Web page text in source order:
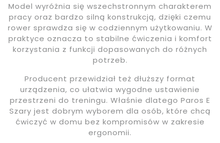
Model wyróżnia się wszechstronnym charakterem
pracy oraz bardzo silną konstrukcją, dzięki czemu
rower sprawdza się w codziennym użytkowaniu. W
praktyce oznacza to stabilne ćwiczenia i komfort
korzystania z funkcji dopasowanych do różnych
potrzeb.
Producent przewidział też dłuższy format
urządzenia, co ułatwia wygodne ustawienie
przestrzeni do treningu. Właśnie dlatego Paros E
Szary jest dobrym wyborem dla osób, które chcą
ćwiczyć w domu bez kompromisów w zakresie
ergonomii.